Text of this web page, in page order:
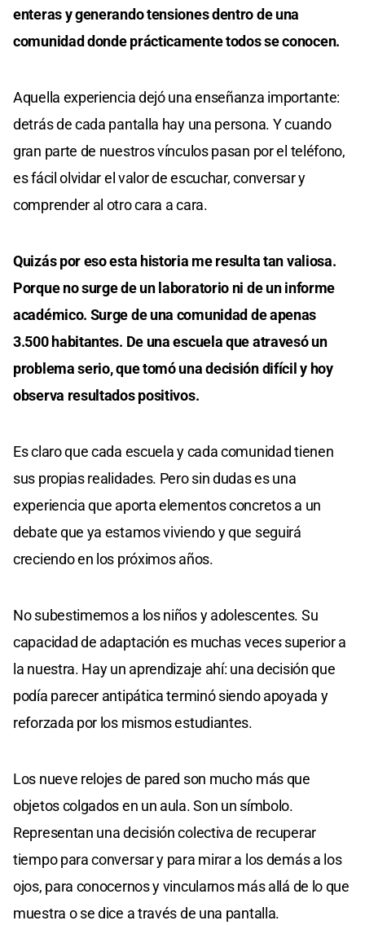
enteras y generando tensiones dentro de una
comunidad donde prácticamente todos se conocen.
Aquella experiencia dejó una enseñanza importante:
detrás de cada pantalla hay una persona. Y cuando
gran parte de nuestros vínculos pasan por el teléfono,
es fácil olvidar el valor de escuchar, conversar y
comprender al otro cara a cara.
Quizás por eso esta historia me resulta tan valiosa.
Porque no surge de un laboratorio ni de un informe
académico. Surge de una comunidad de apenas
3.500 habitantes. De una escuela que atravesó un
problema serio, que tomó una decisión difícil y hoy
observa resultados positivos.
Es claro que cada escuela y cada comunidad tienen
sus propias realidades. Pero sin dudas es una
experiencia que aporta elementos concretos a un
debate que ya estamos viviendo y que seguirá
creciendo en los próximos años.
No subestimemos a los niños y adolescentes. Su
capacidad de adaptación es muchas veces superior a
la nuestra. Hay un aprendizaje ahí: una decisión que
podía parecer antipática terminó siendo apoyada y
reforzada por los mismos estudiantes.
Los nueve relojes de pared son mucho más que
objetos colgados en un aula. Son un símbolo.
Representan una decisión colectiva de recuperar
tiempo para conversar y para mirar a los demás a los
ojos, para conocernos y vincularnos más allá de lo que
muestra o se dice a través de una pantalla.